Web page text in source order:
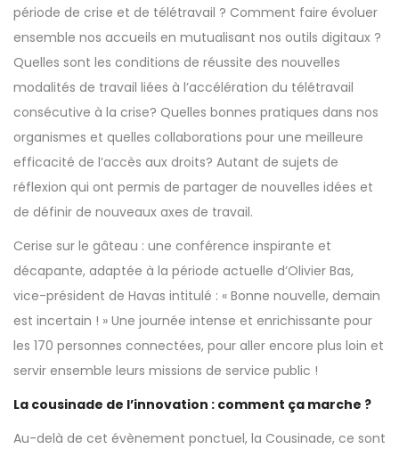
période de crise et de télétravail ? Comment faire évoluer
ensemble nos accueils en mutualisant nos outils digitaux ?
Quelles sont les conditions de réussite des nouvelles
modalités de travail liées à l’accélération du télétravail
consécutive à la crise? Quelles bonnes pratiques dans nos
organismes et quelles collaborations pour une meilleure
efficacité de l’accès aux droits? Autant de sujets de
réflexion qui ont permis de partager de nouvelles idées et
de définir de nouveaux axes de travail.
Cerise sur le gâteau : une conférence inspirante et
décapante, adaptée à la période actuelle d’Olivier Bas,
vice-président de Havas intitulé : « Bonne nouvelle, demain
est incertain ! » Une journée intense et enrichissante pour
les 170 personnes connectées, pour aller encore plus loin et
servir ensemble leurs missions de service public !
La cousinade de l’innovation : comment ça marche ?
Au-delà de cet évènement ponctuel, la Cousinade, ce sont